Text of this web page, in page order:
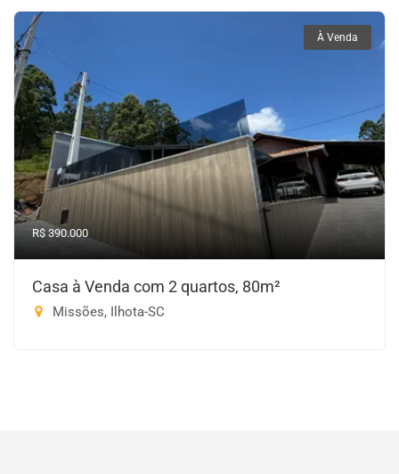
À Venda
R$ 390.000
Casa à Venda com 2 quartos, 80m²
Missões, Ilhota-SC